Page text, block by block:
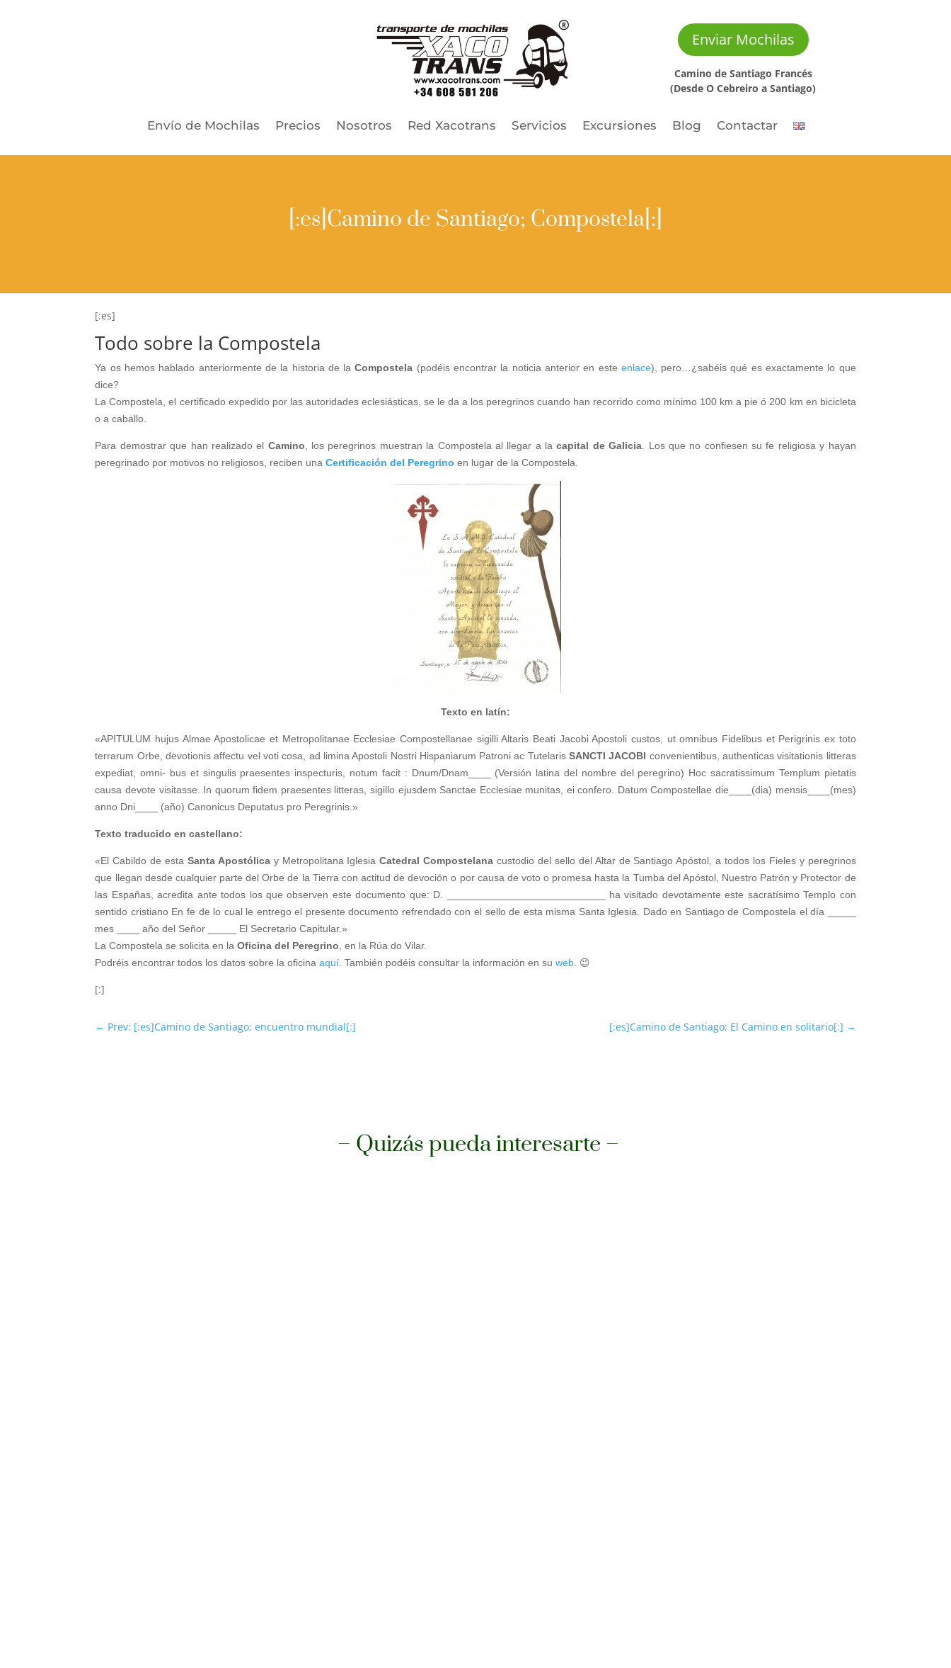
Enviar Mochilas
Camino de Santiago Francés
(Desde O Cebreiro a Santiago)
Envío de Mochilas Precios Nosotros Red Xacotrans Servicios Excursiones Blog Contactar
[:es]Camino de Santiago; Compostela[:]
[:es]
Todo sobre la Compostela
Ya os hemos hablado anteriormente de la historia de laCompostela (podéis encontrar la noticia anterior en este enlace), pero…¿sabéis qué es exactamente lo que
dice?
La Compostela, el certificado expedido por las autoridades eclesiásticas, se le da a los peregrinos cuando han recorrido como mínimo 100 km a pie ó 200 km en bicicleta
o a caballo.
Para demostrar que han realizado el Camino, los peregrinos muestran la Compostela al llegar a lacapital de Galicia. Los que no confiesen su fe religiosa y hayan
peregrinado por motivos no religiosos, reciben unaCertificación del Peregrino en lugar de la Compostela.
Texto en latín:
«APITULUM hujus Almae Apostolicae et Metropolitanae Ecclesiae Compostellanae sigilli Altaris Beati Jacobi Apostoli custos, ut omnibus Fidelibus et Perigrinis ex toto
terrarum Orbe, devotionis affectu vel voti cosa, ad limina Apostoli Nostri Hispaniarum Patroni ac TutelarisSANCTI JACOBI convenientibus, authenticas visitationis litteras
expediat, omni- bus et singulis praesentes inspecturis, notum facit : Dnum/Dnam____ (Versión latina del nombre del peregrino) Hoc sacratissimum Templum pietatis
causa devote visitasse. In quorum fidem praesentes litteras, sigillo ejusdem Sanctae Ecclesiae munitas, ei confero. Datum Compostellae die____(dia) mensis____(mes)
anno Dni____ (año) Canonicus Deputatus pro Peregrinis.»
Texto traducido en castellano:
«El Cabildo de esta Santa Apostólicay Metropolitana IglesiaCatedral Compostelana custodio del sello del Altar de Santiago Apóstol, a todos los Fieles y peregrinos
que llegan desde cualquier parte del Orbe de la Tierra con actitud de devoción o por causa de voto o promesa hasta la Tumba del Apóstol, Nuestro Patrón y Protector de
las Españas, acredita ante todos los que observen este documento que: D. ____________________________ ha visitado devotamente este sacratísimo Templo con
sentido cristiano En fe de lo cual le entrego el presente documento refrendado con el sello de esta misma Santa Iglesia. Dado en Santiago de Compostela el día _____
mes ____ año del Señor _____ El Secretario Capitular.»
La Compostela se solicita en la Oficina del Peregrino, en la Rúa do Vilar.
Podréis encontrar todos los datos sobre la oficinaaquí. También podéis consultar la información en suweb. 😉
[:]
← Prev: [:es]Camino de Santiago; encuentro mundial[:] [:es]Camino de Santiago; El Camino en solitario[:] →
– Quizás pueda interesarte –